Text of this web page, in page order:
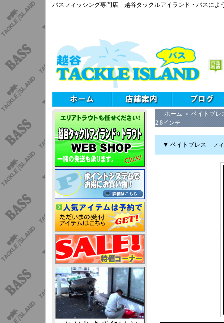
バスフィッシング専門店 越谷タックルアイランド・バスによ
ホーム ＞ ベイトブレ
2.8インチ
▼ ベイトブレス フィ